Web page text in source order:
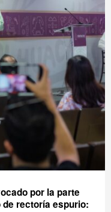
por la parte
rectoría espurio: